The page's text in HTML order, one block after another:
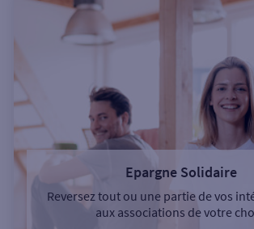
Epargne Solidaire
Reversez tout ou une partie de vos
aux associations de votre